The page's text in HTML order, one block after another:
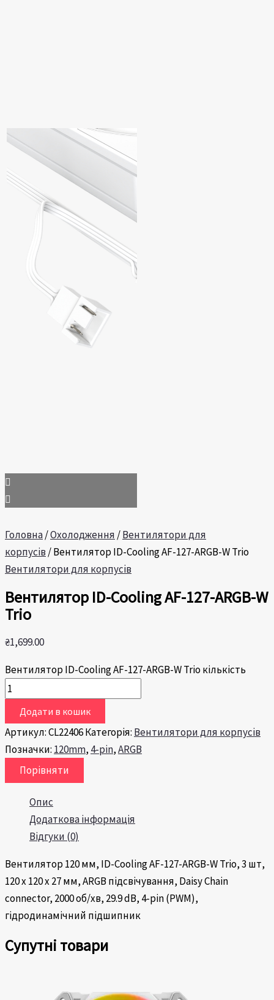
Головна/Охолодження /Вентилятори для
корпусів / Вентилятор ID-Cooling AF-127-ARGB-W Trio
Вентилятори для корпусів
Вентилятор ID-Cooling AF-127-ARGB-W
Trio
₴1,699.00
Вентилятор ID-Cooling AF-127-ARGB-W Trio кількість
Додати в кошик
Артикул:CL22406Категорія: Вентилятори для корпусів
Позначки: 120mm, 4-pin,ARGB
Порівняти
Опис
Додаткова інформація
Відгуки (0)
Вентилятор 120 мм, ID-Cooling AF-127-ARGB-W Trio, 3 шт,
120 х 120 х 27 мм, ARGB підсвічування, Daisy Chain
connector, 2000 об/хв, 29.9 dB, 4-pin (PWM),
гідродинамічний підшипник
Супутні товари